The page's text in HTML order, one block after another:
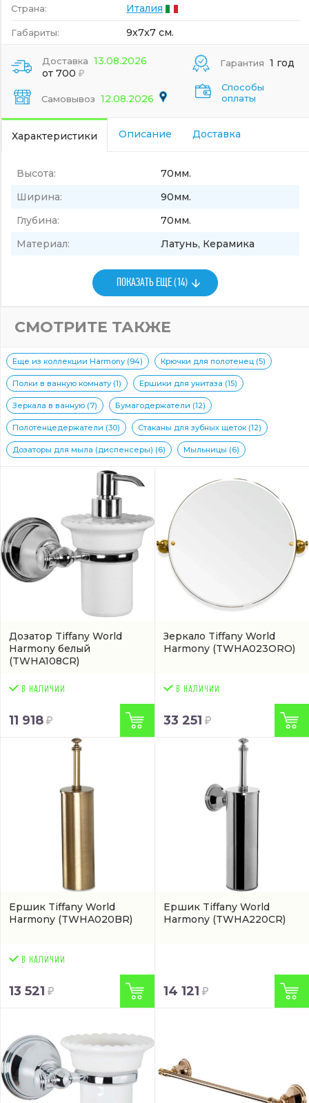
Страна: Италия
Габариты: 9x7x7 см.
Доставка 13.08.2026
от 700
Самовывоз 12.08.2026
Гарантия 1 год
Способы
оплаты
Характеристики Описание Доставка
Высота:
70мм.
Ширина:
90мм.
Глубина:
70мм.
Материал:
Латунь, Керамика
ПОКАЗАТЬ ЕЩЕ (14)
СМОТРИТЕ ТАКЖЕ
Еще из коллекции Harmony (94) Крючки для полотенец (5)
Полки в ванную комнату (1) Ершики для унитаза (15)
Зеркала в ванную (7) Бумагодержатели (12)
Полотенцедержатели (30) Стаканы для зубных щеток (12)
Дозаторы для мыла (диспенсеры) (6) Мыльницы (6)
Дозатор Tiffany World
Harmony белый
(TWHA108CR)
11 918
Зеркало Tiffany World
Harmony (TWHA023ORO)
33 251
Ершик Tiffany World
Harmony (TWHA020BR)
13 521
Ершик Tiffany World
Harmony (TWHA220CR)
14 121